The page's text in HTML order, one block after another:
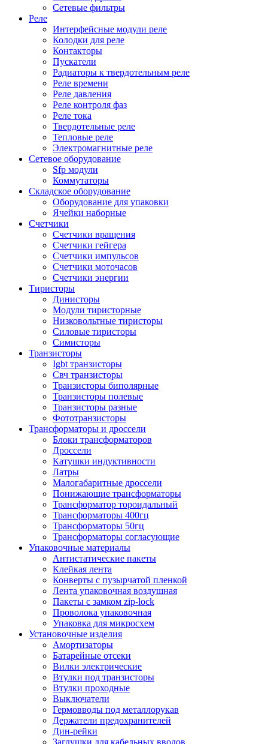
Сетевые фильтры
Реле
Интерфейсные модули реле
Колодки для реле
Контакторы
Пускатели
Радиаторы к твердотельным реле
Реле времени
Реле давления
Реле контроля фаз
Реле тока
Твердотельные реле
Тепловые реле
Электромагнитные реле
Сетевое оборудование
Sfp модули
Коммутаторы
Складское оборудование
Оборудование для упаковки
Ячейки наборные
Счетчики
Счетчики вращения
Счетчики гейгера
Счетчики импульсов
Счетчики моточасов
Счетчики энергии
Тиристоры
Динисторы
Модули тиристорные
Низковольтные тиристоры
Силовые тиристоры
Симисторы
Транзисторы
Igbt транзисторы
Свч транзисторы
Транзисторы биполярные
Транзисторы полевые
Транзисторы разные
Фототранзисторы
Трансформаторы и дроссели
Блоки трансформаторов
Дроссели
Катушки индуктивности
Латры
Малогабаритные дроссели
Понижающие трансформаторы
Трансформатор тороидальный
Трансформаторы 400гц
Трансформаторы 50гц
Трансформаторы согласующие
Упаковочные материалы
Антистатические пакеты
Клейкая лента
Конверты с пузырчатой пленкой
Лента упаковочная воздушная
Пакеты с замком zip-lock
Проволока упаковочная
Упаковка для микросхем
Установочные изделия
Амортизаторы
Батарейные отсеки
Вилки электрические
Втулки под транзисторы
Втулки проходные
Выключатели
Гермовводы под металлорукав
Держатели предохранителей
Дин-рейки
Заглушки для кабельных вводов